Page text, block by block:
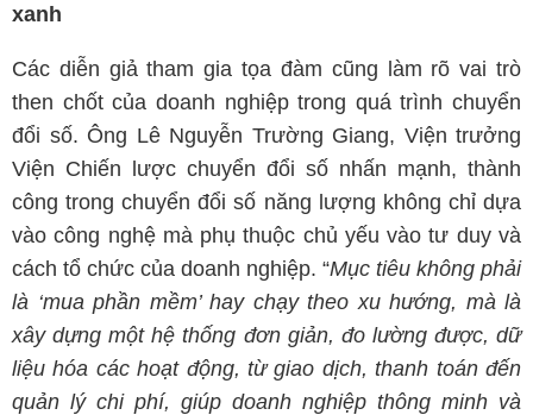
xanh
Các diễn giả tham gia tọa đàm cũng làm rõ vai trò
then chốt của doanh nghiệp trong quá trình chuyển
đổi số. Ông Lê Nguyễn Trường Giang, Viện trưởng
Viện Chiến lược chuyển đổi số nhấn mạnh, thành
công trong chuyển đổi số năng lượng không chỉ dựa
vào công nghệ mà phụ thuộc chủ yếu vào tư duy và
cách tổ chức của doanh nghiệp. “Mục tiêu không phải
là ‘mua phần mềm’ hay chạy theo xu hướng, mà là
xây dựng một hệ thống đơn giản, đo lường được, dữ
liệu hóa các hoạt động, từ giao dịch, thanh toán đến
quản lý chi phí, giúp doanh nghiệp thông minh và